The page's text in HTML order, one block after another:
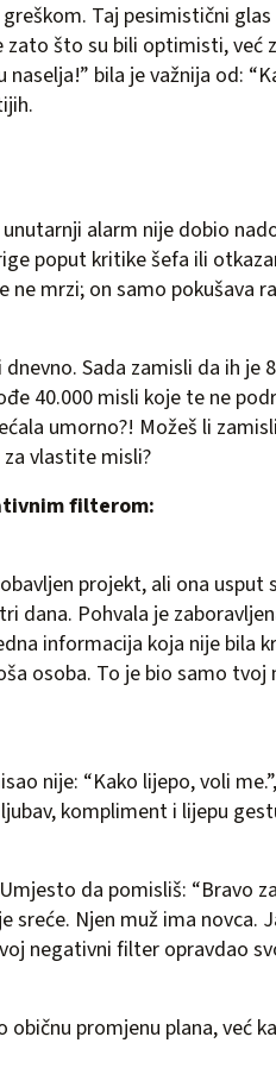
Taj pesimistični
zato što su bili optimisti, već
bila je važnija od:
alarm nije dobio
poput kritike šefa ili
mrzi; on samo pokušava
Sada zamisli da ih je
40.000 misli koje te ne
umorno?! Možeš li
vlastite misli?
filterom:
projekt, ali ona usput
dana. Pohvala je
informacija koja nije bila
osoba. To je bio samo
nije: “Kako lijepo, voli
kompliment i lijepu
da pomisliš: “Bravo
sreće. Njen muž ima novca.
negativni filter opravdao
promjenu plana, već